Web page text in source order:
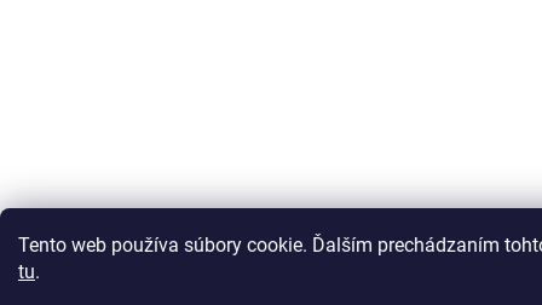
Tento web používa súbory cookie. Ďalším prechádzaním
tu.